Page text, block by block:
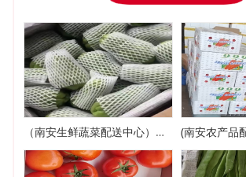
（南安生鲜蔬菜配送中心）佛手瓜